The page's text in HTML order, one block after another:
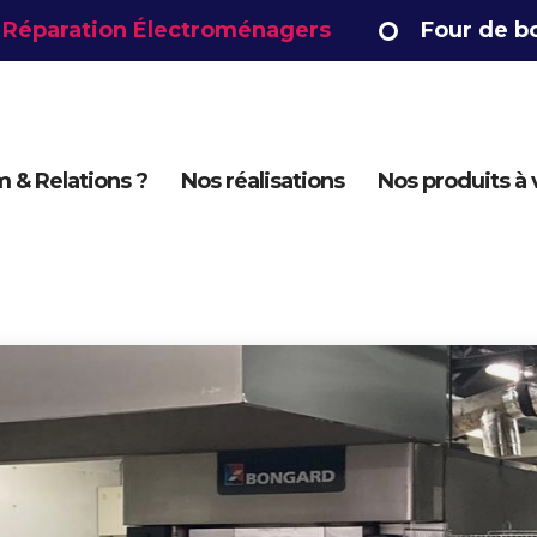
Électroménagers Four de
& Relations ? Nos réalisations
Nos produits à